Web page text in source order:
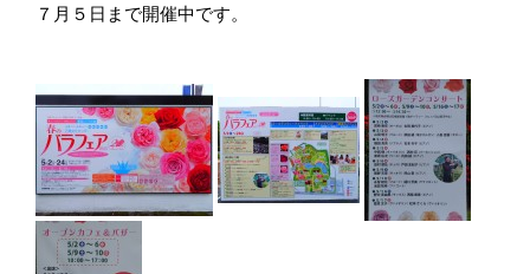
７月５日まで開催中です。